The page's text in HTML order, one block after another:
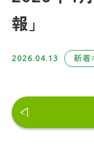
報」
2026.04.13 新着